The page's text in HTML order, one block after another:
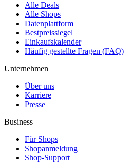
Alle Deals
Alle Shops
Datenplattform
Bestpreissiegel
Einkaufskalender
Häufig gestellte Fragen (FAQ)
Unternehmen
Über uns
Karriere
Presse
Business
Für Shops
Shopanmeldung
Shop-Support